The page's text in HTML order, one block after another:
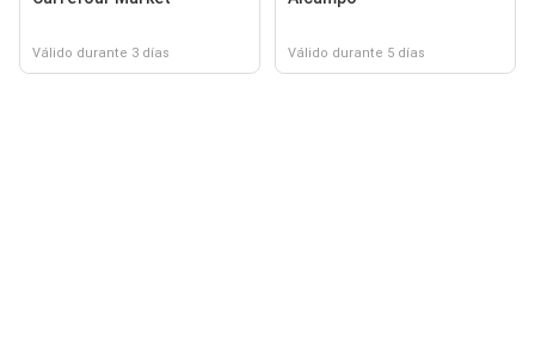
Válido durante 3 días Válido durante 5 días